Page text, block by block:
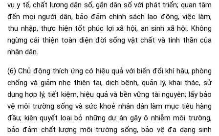
vụ y tế, chất lượng dân số, gắn dân số với phát triển; quan tâm
đến mọi người dân, bảo đảm chính sách lao động, việc làm,
thu nhập, thực hiện tốt phúc lợi xã hội, an sinh xã hội. Không
ngừng cải thiện toàn diện đời sống vật chất và tinh thần của
nhân dân.
(6) Chủ động thích ứng có hiệu quả với biến đổi khí hậu, phòng
chống và giảm nhẹ thiên tai, dịch bệnh, quản lý, khai thác, sử
dụng hợp lý, tiết kiệm, hiệu quả và bền vững tài nguyên; lấy bảo
vệ môi trường sống và sức khoẻ nhân dân làm mục tiêu hàng
đầu; kiên quyết loại bỏ những dự án gây ô nhiễm môi trường,
bảo đảm chất lượng môi trường sống, bảo vệ đa dạng sinh